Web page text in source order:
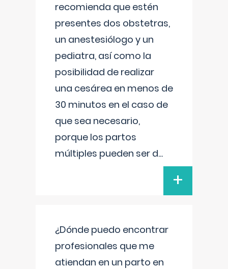
recomienda que estén
presentes dos obstetras,
un anestesiólogo y un
pediatra, así como la
posibilidad de realizar
una cesárea en menos de
30 minutos en el caso de
que sea necesario,
porque los partos
múltiples pueden ser d...
+
¿Dónde puedo encontrar
profesionales que me
atiendan en un parto en